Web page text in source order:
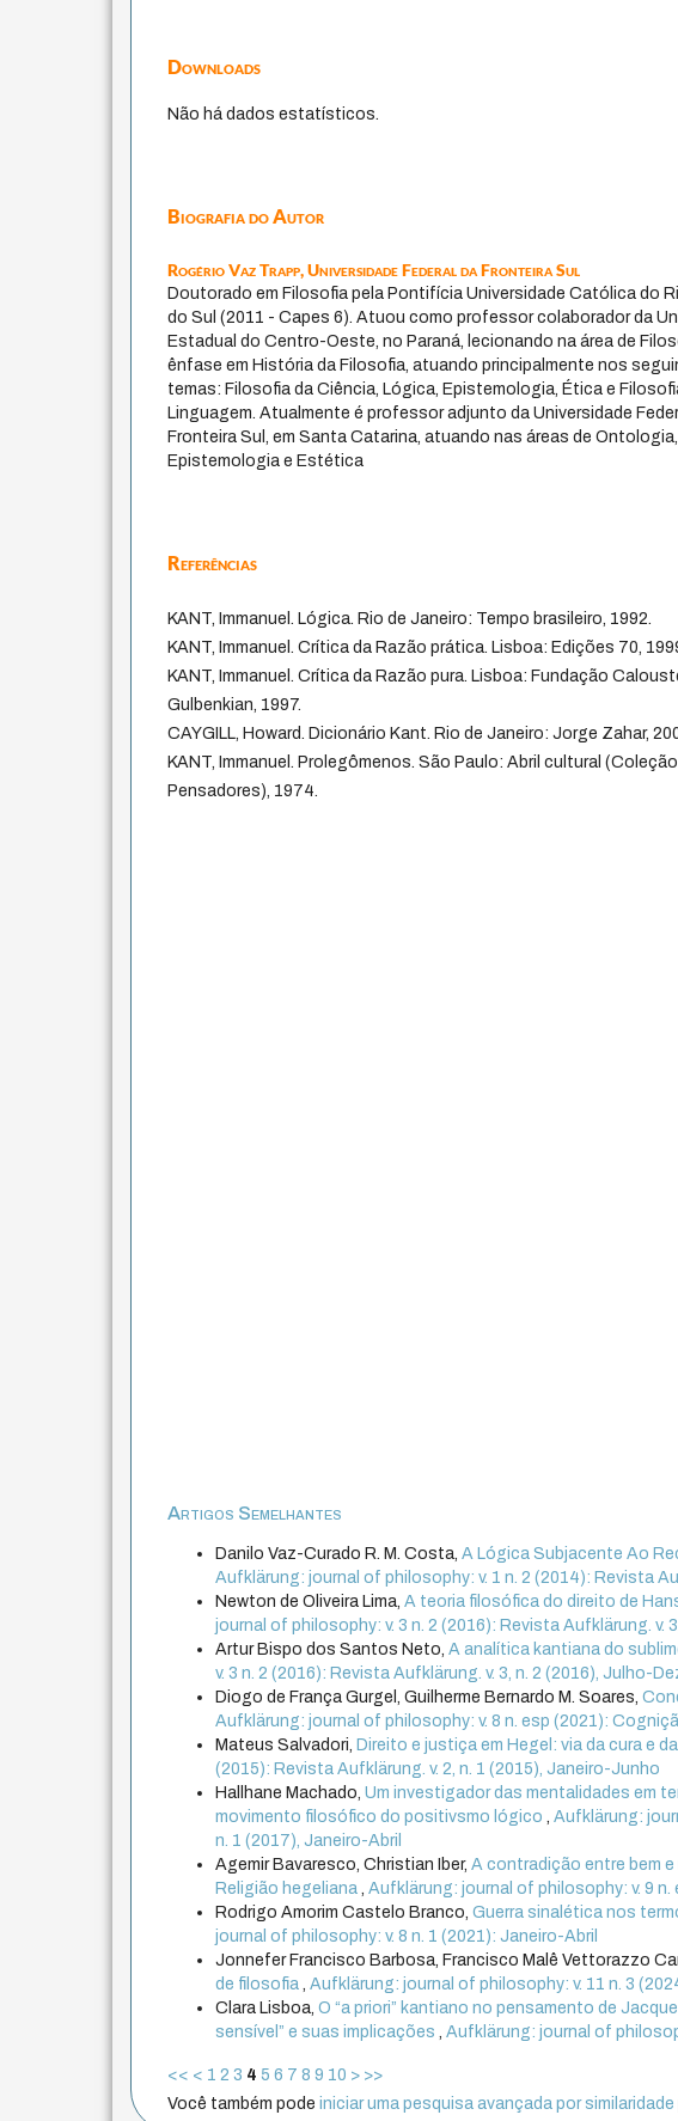
Downloads
Não há dados estatísticos.
Biografia do Autor
Rogério Vaz Trapp,Universidade Federal da Fronteira Sul
Doutorado em Filosofia pela Pontifícia Universidade Católica do
do Sul (2011 - Capes 6). Atuou como professor colaborador da
Estadual do Centro-Oeste, no Paraná, lecionando na área de
ênfase em História da Filosofia, atuando principalmente nos
temas: Filosofia da Ciência, Lógica, Epistemologia, Ética e
Linguagem. Atualmente é professor adjunto da Universidade
Fronteira Sul, em Santa Catarina, atuando nas áreas de Ontologia,
Epistemologia e Estética
Referências
KANT, Immanuel. Lógica. Rio de Janeiro: Tempo brasileiro, 1992.
KANT, Immanuel. Crítica da Razão prática. Lisboa: Edições 70,
KANT, Immanuel. Crítica da Razão pura. Lisboa: Fundação
Gulbenkian, 1997.
CAYGILL, Howard. Dicionário Kant. Rio de Janeiro: Jorge Zahar,
KANT, Immanuel. Prolegômenos. São Paulo: Abril cultural
Pensadores), 1974.
Artigos Semelhantes
Danilo Vaz-Curado R. M. Costa,A Lógica Subjacente Ao
Aufklärung: journal of philosophy: v. 1 n. 2 (2014): Revista
Newton de Oliveira Lima,A teoria filosófica do direito de
journal of philosophy: v. 3 n. 2 (2016): Revista Aufklärung. v.
Artur Bispo dos Santos Neto,A analítica kantiana do
v. 3 n. 2 (2016): Revista Aufklärung. v. 3, n. 2 (2016), Julho-
Diogo de França Gurgel, Guilherme Bernardo M. Soares,
Aufklärung: journal of philosophy: v. 8 n. esp (2021):
Mateus Salvadori, Direito e justiça em Hegel: via da cura e
(2015): Revista Aufklärung. v. 2, n. 1 (2015), Janeiro-Junho
Hallhane Machado,Um investigador das mentalidades em
movimento filosófico do positivsmo lógico,Aufklärung:
n. 1 (2017), Janeiro-Abril
Agemir Bavaresco, Christian Iber,A contradição entre bem
Religião hegeliana,Aufklärung: journal of philosophy: v. 9
Rodrigo Amorim Castelo Branco,Guerra sinalética nos
journal of philosophy: v. 8 n. 1 (2021): Janeiro-Abril
Jonnefer Francisco Barbosa, Francisco Malê Vettorazzo
de filosofia,Aufklärung: journal of philosophy: v. 11 n. 3
Clara Lisboa,O “a priori” kantiano no pensamento de
sensível” e suas implicações,Aufklärung: journal of
<< < 1 2 3 4 5 6 7 8 9 10 > >>
Você também podeiniciar uma pesquisa avançada por similaridade